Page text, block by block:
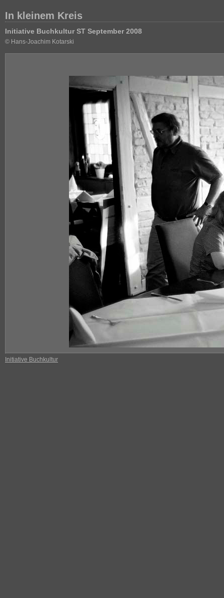
In kleinem Kreis
Initiative Buchkultur ST September 2008
© Hans-Joachim Kotarski
Initiative Buchkultur